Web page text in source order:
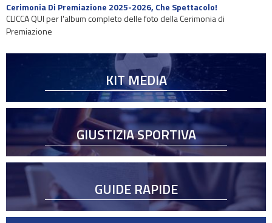
Cerimonia Di Premiazione 2025-2026, Che Spettacolo!
CLICCA QUI per l'album completo delle foto della Cerimonia di
Premiazione
KIT MEDIA
GIUSTIZIA SPORTIVA
GUIDE RAPIDE